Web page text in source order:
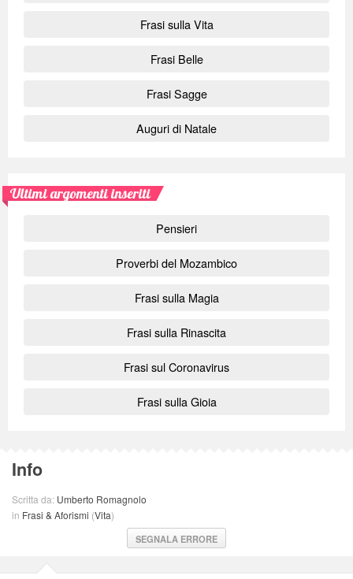
Frasi sulla Vita
Frasi Belle
Frasi Sagge
Auguri di Natale
Ultimi argomenti inseriti
Pensieri
Proverbi del Mozambico
Frasi sulla Magia
Frasi sulla Rinascita
Frasi sul Coronavirus
Frasi sulla Gioia
Info
Scritta da: Umberto Romagnolo
in Frasi & Aforismi (Vita)
SEGNALA ERRORE